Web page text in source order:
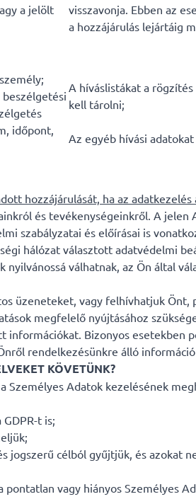
a jelölt
visszavonja. Ebben az
a hozzájárulás lejártáig
időpont,
A híváslistákat a
kell tárolni;
Az egyéb hívási
hozzájárulását, ha az
és tevékenységeinkről. A
szabályzatai és előírásai is
hálózat választott adatvédelmi
válhatnak, az Ön által
üzeneteket, vagy felhívhatjuk
megfelelő nyújtásához
Bizonyos
rendelkezésünkre álló
KÖVETÜNK?
Adatok kezelésének
t is;
célból gyűjtjük, és azokat
vagy hiányos Személyes